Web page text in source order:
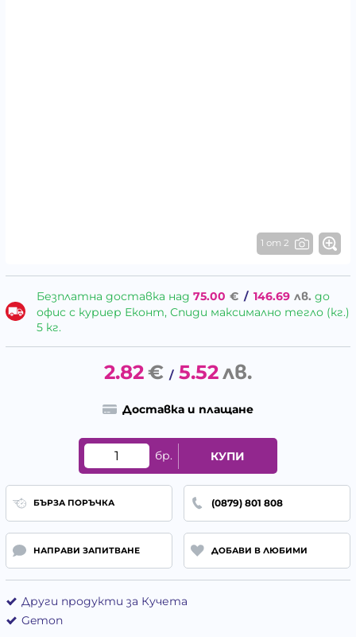
1 от 2
Безплатна доставка над 75.00 € / 146.69 лв. до
офис с куриер Еконт, Спиди максимално тегло (кг.)
5 кг.
2.82€ / 5.52лв.
Доставка и плащане
бр. КУПИ
БЪРЗА ПОРЪЧКА (0879) 801 808
НАПРАВИ ЗАПИТВАНЕ ДОБАВИ В ЛЮБИМИ
Други продукти за Кучета
Gemon